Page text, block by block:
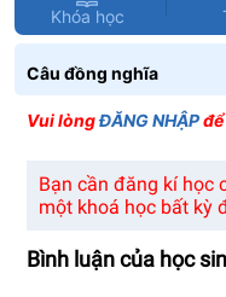
Khóa học
Câu đồng nghĩa
Vui lòngĐĂNG NHẬP
Bạn cần đăng kí học
một khoá học bất kỳ
Bình luận của học